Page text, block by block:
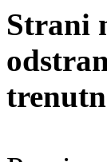
Strani